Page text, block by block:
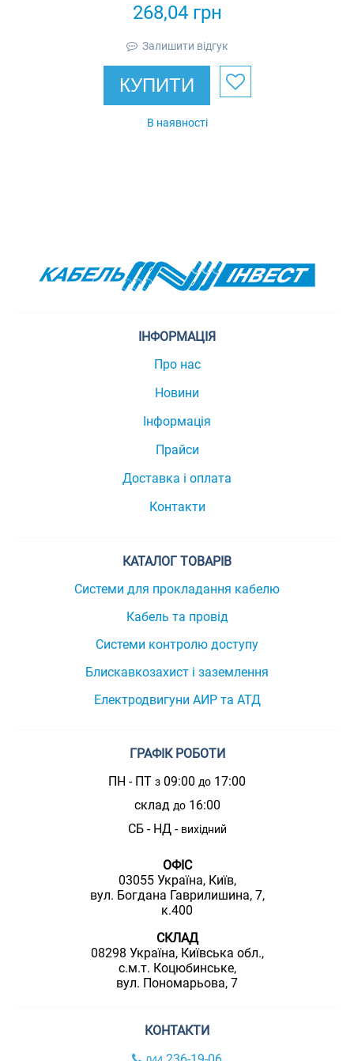
(48,0мм)), IP43
268,04грн
Залишити відгук
КУПИТИ
В наявності
ІНФОРМАЦІЯ
Про нас
Новини
Інформація
Прайси
Доставка і оплата
Контакти
КАТАЛОГ ТОВАРІВ
Системи для прокладання кабелю
Кабель та провід
Системи контролю доступу
Блискавкозахист і заземлення
Електродвигуни АИР та АТД
ГРАФІК РОБОТИ
ПН - ПТ з 09:00 до 17:00
склад до16:00
СБ - НД - вихідний
ОФІС
03055 Україна, Київ,
вул. Богдана Гаврилишина, 7,
к.400
СКЛАД
08298 Україна, Київська обл.,
с.м.т. Коцюбинське,
вул. Пономарьова, 7
КОНТАКТИ